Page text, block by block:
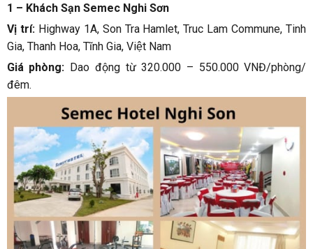
1 – Khách Sạn Semec Nghi Sơn
Vị trí:Highway 1A, Son Tra Hamlet, Truc Lam Commune, Tinh
Gia, Thanh Hoa, Tĩnh Gia, Việt Nam
Giá phòng: Dao động từ 320.000 – 550.000 VNĐ/phòng/
đêm.